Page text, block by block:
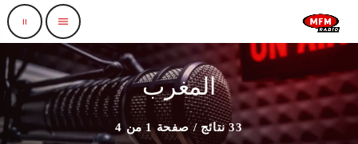
menu
pause
المغرب
33 نتائج / صفحة 1 من 4